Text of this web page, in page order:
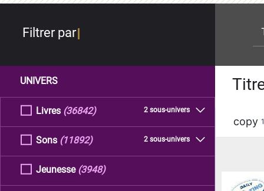
Filtrer par
UNIVERS
Livres 2 sous-univers
(36842)
Sons 2 sous-univers
(11892)
Jeunesse (3948)
copy